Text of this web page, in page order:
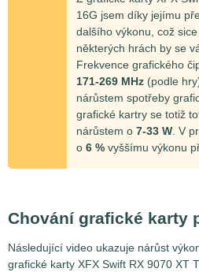
16G jsem díky jejímu
dalšího výkonu, což
některých hrách by se
Frekvence grafického
171-269 MHz (podle
nárůstem spotřeby
grafické kartry se totiž
nárůstem o 7-33 W. V
o 6 % vyššímu výkonu
Chování grafické karty
Následující video ukazuje nárůst
grafické karty XFX Swift RX 9070 XT